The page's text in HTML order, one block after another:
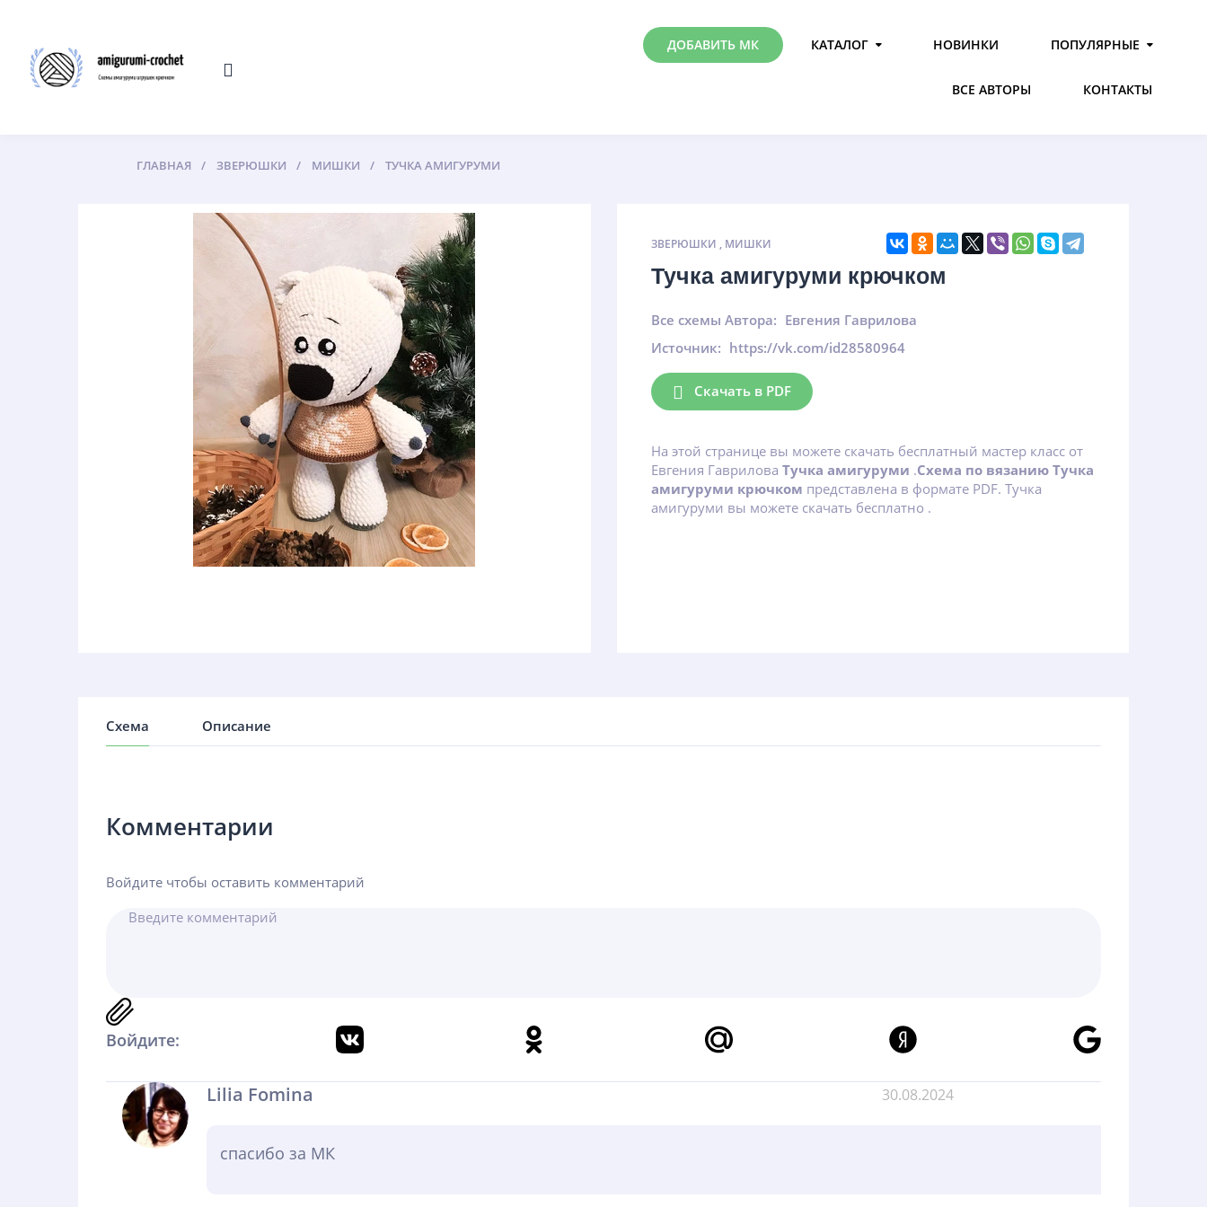
ДОБАВИТЬ МК КАТАЛОГ НОВИНКИ ПОПУЛЯРНЫЕ
ВСЕ АВТОРЫ КОНТАКТЫ
ГЛАВНАЯ ЗВЕРЮШКИ МИШКИ ТУЧКА АМИГУРУМИ
ЗВЕРЮШКИ , МИШКИ
Тучка амигуруми крючком
Все схемы Автора: Евгения Гаврилова
Источник: https://vk.com/id28580964
Скачать в PDF
На этой странице вы можете скачать бесплатный мастер класс от
Евгения ГавриловаТучка амигуруми .Схема по вязанию Тучка
амигуруми крючком представлена в формате PDF. Тучка
амигуруми вы можете скачать бесплатно .
Схема Описание
Комментарии
Войдите чтобы оставить комментарий
Войдите:
Lilia Fomina 30.08.2024
спасибо за МК